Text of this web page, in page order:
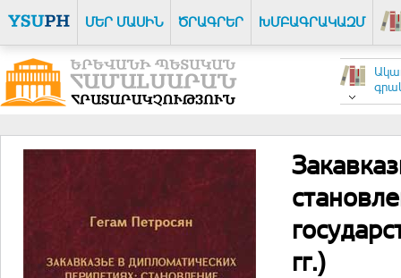
ՄԵՐ ՄԱՍԻՆ ԾՐԱԳՐԵՐ ԽՄԲԱԳՐԱԿԱԶՄ
гг.)